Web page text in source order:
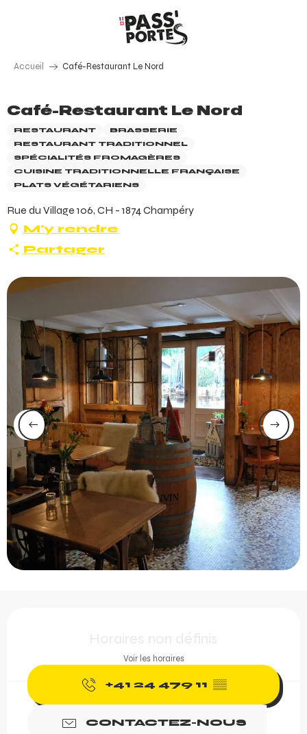
Accueil Café-Restaurant Le Nord
Café-Restaurant Le Nord
RESTAURANT
BRASSERIE
RESTAURANT TRADITIONNEL
SPÉCIALITÉS FROMAGÈRES
CUISINE TRADITIONNELLE FRANÇAISE
PLATS VÉGÉTARIENS
Rue du Village 106, CH - 1874 Champéry
M'y rendre
Partager
Voir les horaires
+41 24 479 11 ▒▒
CONTACTEZ-NOUS